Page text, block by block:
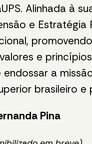
Alinhada à
e
e
a
brasileiro
Pina